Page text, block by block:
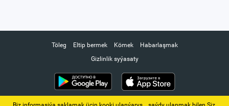
Töleg Eltip bermek Kömek
Habarlaşmak
Gizlinlik syýasaty